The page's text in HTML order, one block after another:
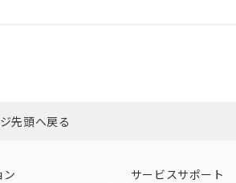
先頭へ戻る
ン サービスサポート